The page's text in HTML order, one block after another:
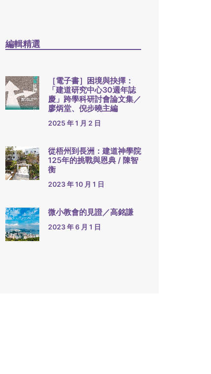
編輯精選
［電子書］困境與抉擇：
「建道研究中心30週年誌
慶」跨學科研討會論文集／
廖炳堂、倪步曉主編
2025 年 1 月 2 日
從梧州到長洲：建道神學院
125年的挑戰與恩典 / 陳智
衡
2023 年 10 月 1 日
微小教會的見證／高銘謙
2023 年 6 月 1 日